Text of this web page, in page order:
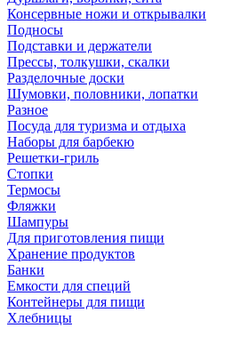
Консервные ножи и открывалки
Подносы
Подставки и держатели
Прессы, толкушки, скалки
Разделочные доски
Шумовки, половники, лопатки
Разное
Посуда для туризма и отдыха
Наборы для барбекю
Решетки-гриль
Стопки
Термосы
Фляжки
Шампуры
Для приготовления пищи
Хранение продуктов
Банки
Емкости для специй
Контейнеры для пищи
Хлебницы